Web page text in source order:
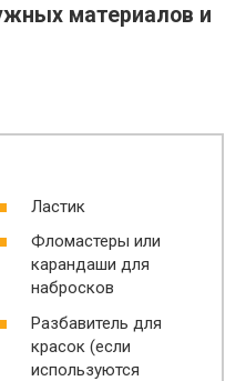
материалов и
Ластик
Фломастеры или
карандаши для
набросков
Разбавитель для
красок (если
используются